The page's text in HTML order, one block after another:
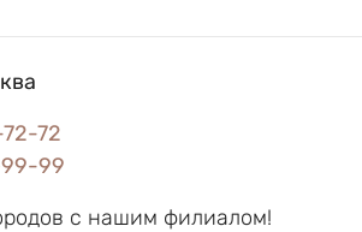
72
99
с нашим филиалом!